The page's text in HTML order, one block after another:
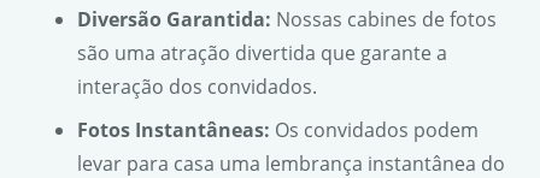
Diversão Garantida: Nossas cabines de fotos
são uma atração divertida que garante a
interação dos convidados.
Fotos Instantâneas: Os convidados podem
levar para casa uma lembrança instantânea do